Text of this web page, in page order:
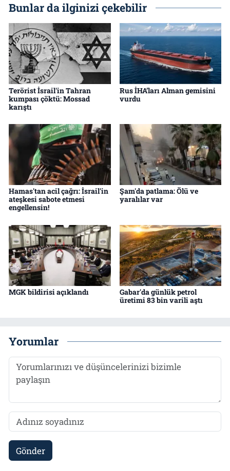
Bunlar da ilginizi çekebilir
Terörist İsrail'in Tahran
kumpası çöktü: Mossad
karıştı
Rus İHA’ları Alman gemisini
vurdu
Hamas'tan acil çağrı: İsrail'in
ateşkesi sabote etmesi
engellensin!
Şam'da patlama: Ölü ve
yaralılar var
MGK bildirisi açıklandı
Gabar'da günlük petrol
üretimi 83 bin varili aştı
Yorumlar
Gönder